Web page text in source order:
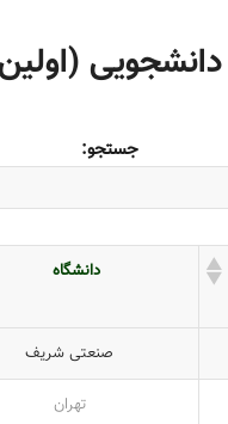
جستجو:
دانشگاه
صنعتی شریف
تهران